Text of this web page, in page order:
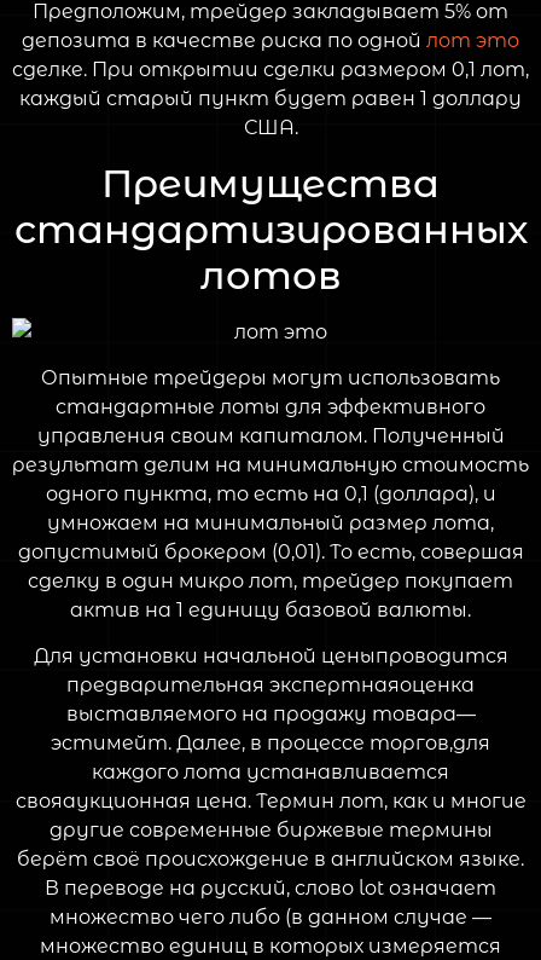
Предположим, трейдер закладывает 5% от
депозита в качестве риска по одной лот это
сделке. При открытии сделки размером 0,1 лот,
каждый старый пункт будет равен 1 доллару
США.
Преимущества
стандартизированных
лотов
Опытные трейдеры могут использовать
стандартные лоты для эффективного
управления своим капиталом. Полученный
результат делим на минимальную стоимость
одного пункта, то есть на 0,1 (доллара), и
умножаем на минимальный размер лота,
допустимый брокером (0,01). То есть, совершая
сделку в один микро лот, трейдер покупает
актив на 1 единицу базовой валюты.
Для установки начальной ценыпроводится
предварительная экспертнаяоценка
выставляемого на продажу товара—
эстимейт. Далее, в процессе торгов,для
каждого лота устанавливается
свояаукционная цена. Термин лот, как и многие
другие современные биржевые термины
берёт своё происхождение в английском языке.
В переводе на русский, слово lot означает
множество чего либо (в данном случае —
множество единиц в которых измеряется